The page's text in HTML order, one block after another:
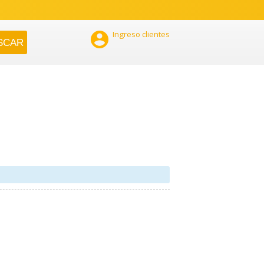
 Ingreso clientes